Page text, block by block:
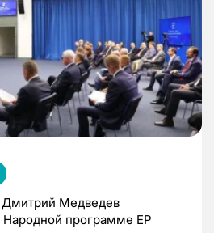
Медведев
Народной программе ЕР